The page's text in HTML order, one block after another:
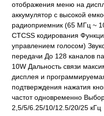
отображения меню на
аккумулятор с высокой
радиоприемник (65 МГц ~
CTCSS кодирования
управлением голосом)
передачи До 128 каналов
10W Дальность связи
дисплея и
подтверждения нажатия
частот одновременно
2,5/5/6.25/10/12.5/20/25 кГц